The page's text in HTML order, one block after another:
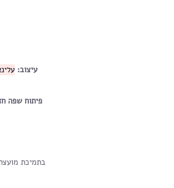
עיצוב:
פיתוח שפה
בתמיכת